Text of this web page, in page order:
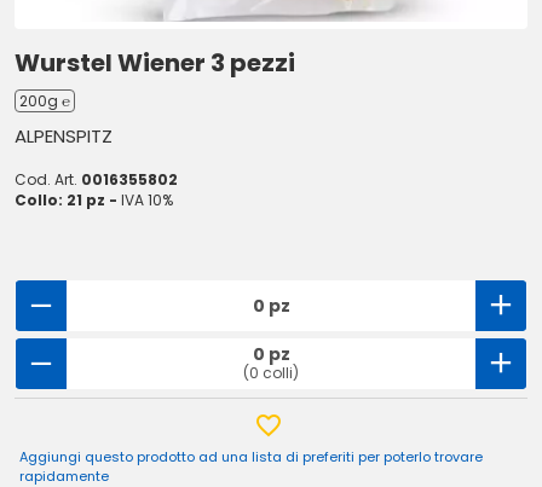
Wurstel Wiener 3 pezzi
200g ℮
ALPENSPITZ
Cod. Art. 0016355802
Collo: 21 pz - IVA 10%
0 pz
0 pz
(0 colli)
Aggiungi questo prodotto ad una lista di preferiti per poterlo trovare
rapidamente